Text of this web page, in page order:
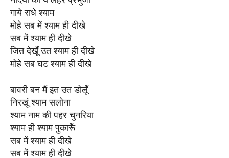
गाये राधे श्याम
मोहे सब में श्याम ही दीखे
सब में श्याम ही दीखे
जित देखूँ उत श्याम ही दीखे
मोहे सब घट श्याम ही दीखे
बावरी बन मैं इत उत डोलूँ
निरखूं श्याम सलोना
श्याम नाम की पहर चुनरिया
श्याम ही श्याम पुकारूँ
सब में श्याम ही दीखे
सब में श्याम ही दीखे